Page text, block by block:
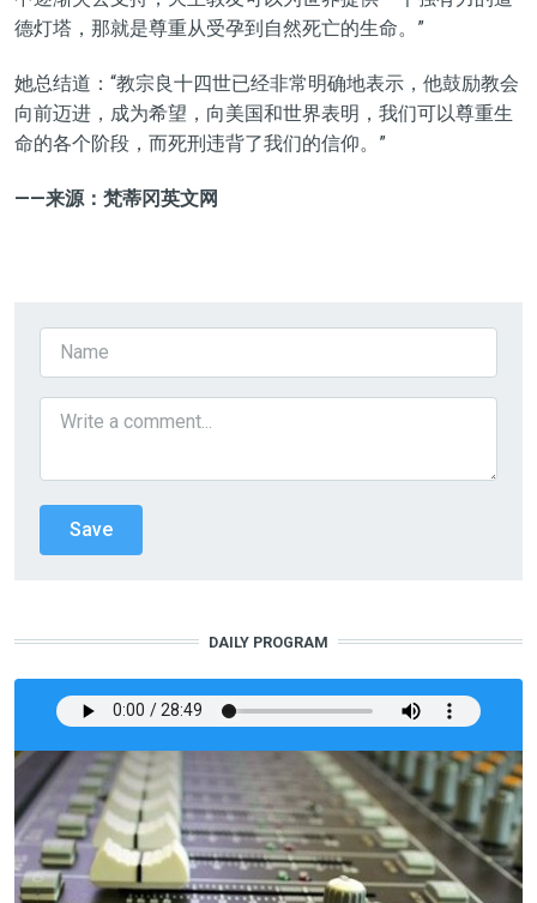
德灯塔，那就是尊重从受孕到自然死亡的生命。”
她总结道：“教宗良十四世已经非常明确地表示，他鼓励教会
向前迈进，成为希望，向美国和世界表明，我们可以尊重生
命的各个阶段，而死刑违背了我们的信仰。”
——来源：梵蒂冈英文网
DAILY PROGRAM